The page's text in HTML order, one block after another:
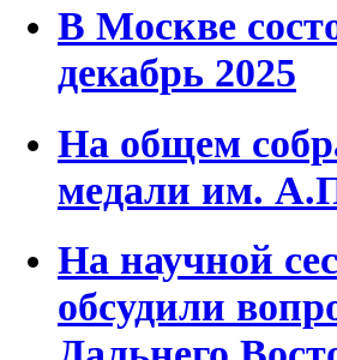
В Москве
декабрь 2025
На общем
медали им.
На научной
обсудили